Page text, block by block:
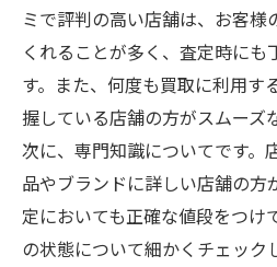
ミで評判の高い店舗は、お客様
くれることが多く、査定時にも
す。また、何度も買取に利用す
握している店舗の方がスムーズ
次に、専門知識についてです。
品やブランドに詳しい店舗の方
定においても正確な値段をつけ
の状態について細かくチェック